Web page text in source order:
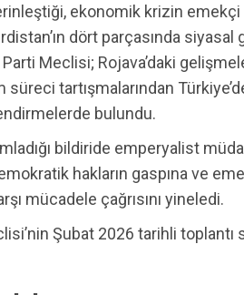
ekonomik krizin emekçi
dört parçasında siyasal
Meclisi; Rojava’daki
süreci tartışmalarından
bulundu.
bildiride emperyalist
hakların gaspına ve
mücadele çağrısını yineledi.
Şubat 2026 tarihli